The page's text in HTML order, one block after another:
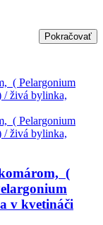
Pokračovať
(
v kvetináči